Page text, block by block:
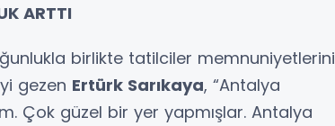
ARTTI
birlikte tatilciler memnuniyetlerini
gezen Ertürk Sarıkaya, “Antalya
Çok güzel bir yer yapmışlar. Antalya